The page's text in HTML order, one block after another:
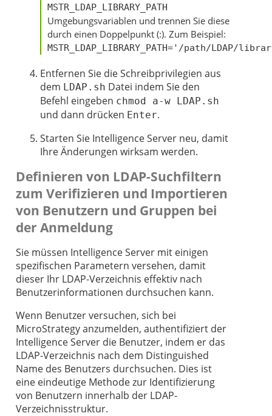
MSTR_LDAP_LIBRARY_PATH
Umgebungsvariablen und trennen Sie diese
durch einen Doppelpunkt (:). Zum Beispiel:
MSTR_LDAP_LIBRARY_PATH='/path/LDAP/
Entfernen Sie die Schreibprivilegien aus
dem LDAP.sh Datei indem Sie den
Befehl eingeben chmod a-w LDAP.sh
und dann drücken Enter.
Starten Sie Intelligence Server neu, damit
Ihre Änderungen wirksam werden.
Definieren von LDAP-Suchfiltern
zum Verifizieren und Importieren
von Benutzern und Gruppen bei
der Anmeldung
Sie müssen Intelligence Server mit einigen
spezifischen Parametern versehen, damit
dieser Ihr LDAP-Verzeichnis effektiv nach
Benutzerinformationen durchsuchen kann.
Wenn Benutzer versuchen, sich bei
MicroStrategy anzumelden, authentifiziert der
Intelligence Server die Benutzer, indem er das
LDAP-Verzeichnis nach dem Distinguished
Name des Benutzers durchsuchen. Dies ist
eine eindeutige Methode zur Identifizierung
von Benutzern innerhalb der LDAP-
Verzeichnisstruktur.